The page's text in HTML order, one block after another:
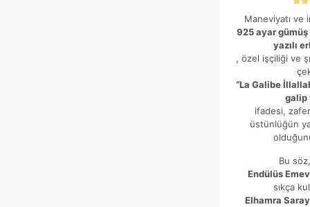
Daha sonraki yorumlarımda kullanılması için adım, e-posta
Maneviyatı ve
925 ayar gümüş
yazılı
, özel işçiliği ve
“La Galibe
galip
ifadesi,
üstünlüğün
Bu
Endülüs
sıkça
Elhamra